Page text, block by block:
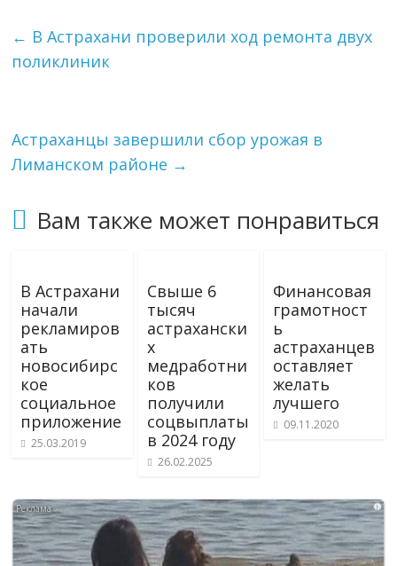
← В Астрахани проверили ход ремонта двух
поликлиник
Астраханцы завершили сбор урожая в
Лиманском районе →
Вам также может понравиться
В Астрахани
начали
рекламиров
ать
новосибирс
кое
социальное
приложение
25.03.2019
Свыше 6
тысяч
астрахански
х
медработни
ков
получили
соцвыплаты
в 2024 году
26.02.2025
Финансовая
грамотност
ь
астраханцев
оставляет
желать
лучшего
09.11.2020
i